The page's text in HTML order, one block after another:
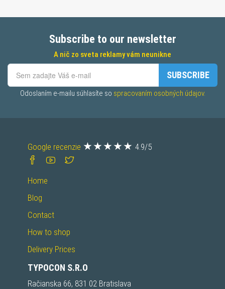
Subscribe to our newsletter
A nič zo sveta reklamy vám neunikne
SUBSCRIBE
Odoslaním e-mailu súhlasíte so spracovaním osobných údajov.
Google recenzie 4.9/5
Home
Blog
Contact
How to shop
Delivery Prices
TYPOCON S.R.O
Račianska 66, 831 02 Bratislava